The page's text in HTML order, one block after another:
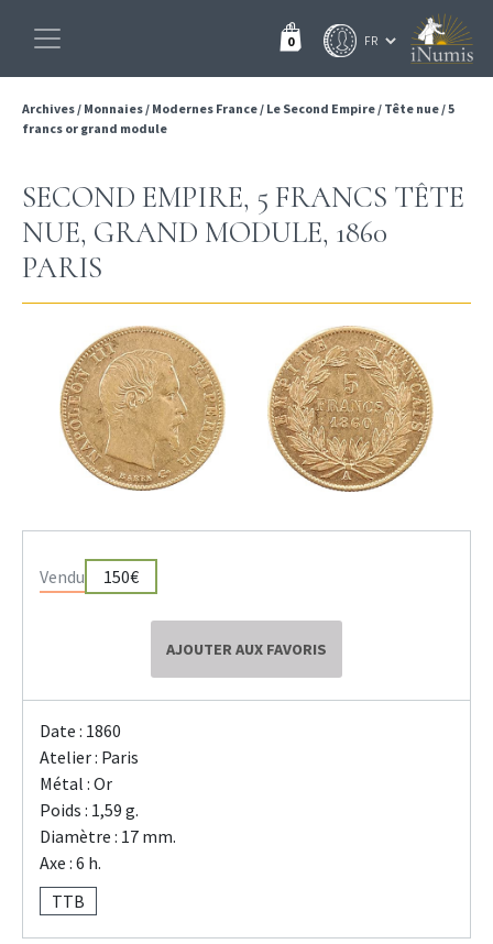
0
Archives/ Monnaies/ Modernes France/ Le Second Empire/ Tête nue/5
francs or grand module
SECOND EMPIRE, 5 FRANCS TÊTE
NUE, GRAND MODULE, 1860
PARIS
Vendu 150€
AJOUTER AUX FAVORIS
Date : 1860
Atelier : Paris
Métal : Or
Poids : 1,59 g.
Diamètre : 17 mm.
Axe : 6 h.
TTB